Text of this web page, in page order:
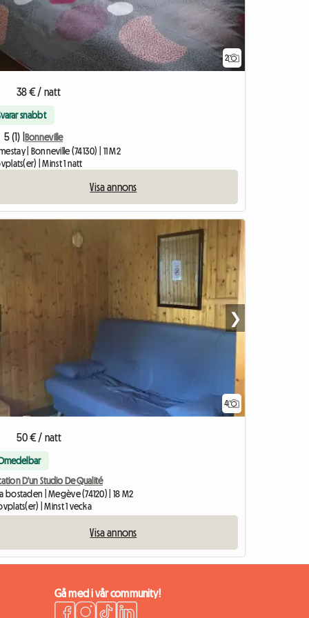
2
38 € / natt
snabbt
5 (1) |
Bonneville
| Bonneville (74130) | 11 M2
| Minst 1 natt
Visa annons
4
❯
50 € / natt
D'un Studio De Qualité
bostaden | Megève (74120) | 18 M2
| Minst 1 vecka
Visa annons
Gå med i vår community!